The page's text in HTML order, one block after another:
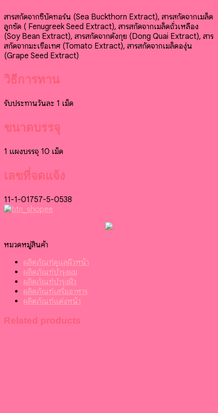
สารสกัดจากซีบัคทอร์น (Sea Buckthorn Extract), สารสกัดจากเมล็ด
ลูกซัด ( Fenugreek Seed Extract), สารสกัดจากเมล็ดถั่วเหลือง
(Soy Bean Extract), สารสกัดจากตังกุย (Dong Quai Extract), สาร
สกัดจากมะเขือเทศ (Tomato Extract), สารสกัดจากเมล็ดองุ่น
(Grape Seed Extract)
วิธีการทาน
รับประทานวันละ 1 เม็ด
ขนาดบรรจุ
1 แผงบรรจุ 10 เม็ด
เลขที่จดแจ้ง
11-1-01757-5-0538
หมวดหมู่สินค้า
ผลิตภัณฑ์ดูแลผิวหน้า
ผลิตภัณฑ์บำรุงผม
ผลิตภัณฑ์บำรุงผิว
ผลิตภัณฑ์เสริมอาหาร
ผลิตภัณฑ์แต่งหน้า
Related products